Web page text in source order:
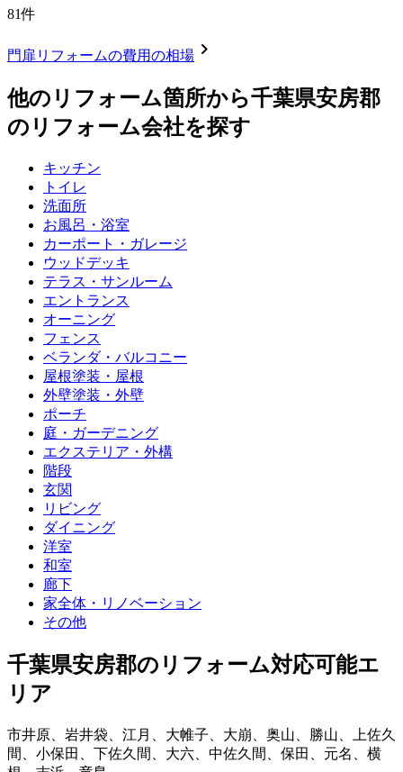
81件
門扉リフォームの費用の相場 chevron_right
他のリフォーム箇所から千葉県安房郡
のリフォーム会社を探す
キッチン
トイレ
洗面所
お風呂・浴室
カーポート・ガレージ
ウッドデッキ
テラス・サンルーム
エントランス
オーニング
フェンス
ベランダ・バルコニー
屋根塗装・屋根
外壁塗装・外壁
ポーチ
庭・ガーデニング
エクステリア・外構
階段
玄関
リビング
ダイニング
洋室
和室
廊下
家全体・リノベーション
その他
千葉県安房郡のリフォーム対応可能エ
リア
市井原 岩井袋 江月 大帷子 大崩 奥山 勝山
上佐久
間
小保田 下佐久間 大六 中佐久間 保田 元名
横